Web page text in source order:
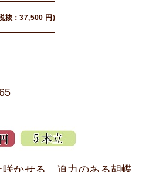
抜：37,500 円 )
かせる、迫力のある胡蝶